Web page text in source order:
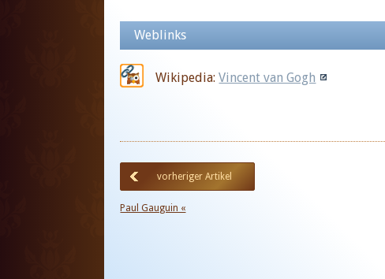
Weblinks
Wikipedia:Vincent van Gogh
vorheriger Artikel
Paul Gauguin «